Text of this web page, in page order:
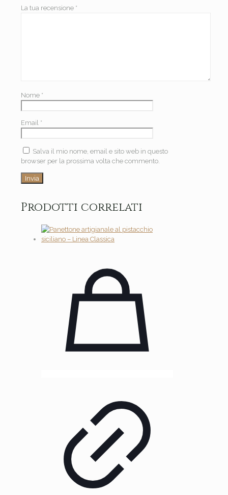
La tua recensione *
Nome *
Email *
Salva il mio nome, email e sito web in questo
browser per la prossima volta che commento.
Prodotti correlati